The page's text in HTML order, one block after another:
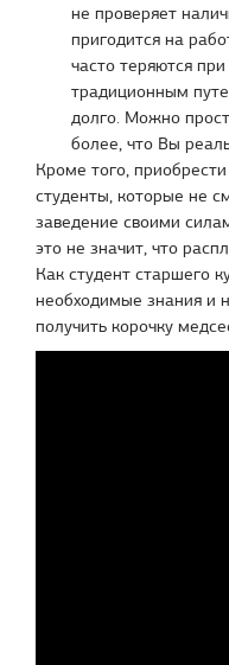
не проверяет
пригодится на
часто теряются
традиционным
долго. Можно
более, что Вы
Кроме того,
студенты, которые не
заведение своими
это не значит, что
Как студент старшего
необходимые знания и
получить корочку